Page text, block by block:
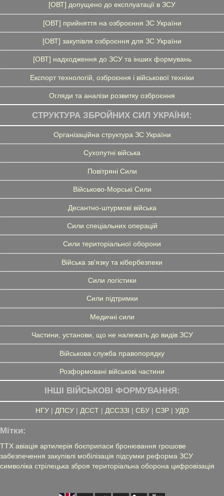
[ОВТ] допущено до експлуатації в ЗСУ
[ОВТ] прийняття на озброєння ЗС України
[ОВТ] закупівля озброєння для ЗС України
[ОВТ] надходження до ЗСУ та інших формувань
Експорт технологій, озброєння і військової техніки
Огляди та аналізи розвитку озброєння
СТРУКТУРА ЗБРОЙНИХ СИЛ УКРАЇНИ:
Організаційна структура ЗС України
Сухопутні війська
Повітряні Сили
Військово-Морські Сили
Десантно-штурмові війська
Сили спеціальних операцій
Сили територіальної оборони
Війська зв'язку та кібербезпеки
Сили логістики
Сили підтримки
Медичні сили
Частини, установи, що не належать до видів ЗСУ
Військова служба правопорядку
Розформовані військові частини
ІНШІ ВІЙСЬКОВІ ФОРМУВАННЯ:
НГУ| ДПСУ| ДССТ| ДССЗЗІ | СБУ| СЗР| УДО
Мітки:
ТТХ авіація артилерія боєприпаси бронювання грошове
забезпечення закупівлі мобілізація підсумки реформа ЗСУ
символіка стрілецька зброя територіальна оборона цифровізація